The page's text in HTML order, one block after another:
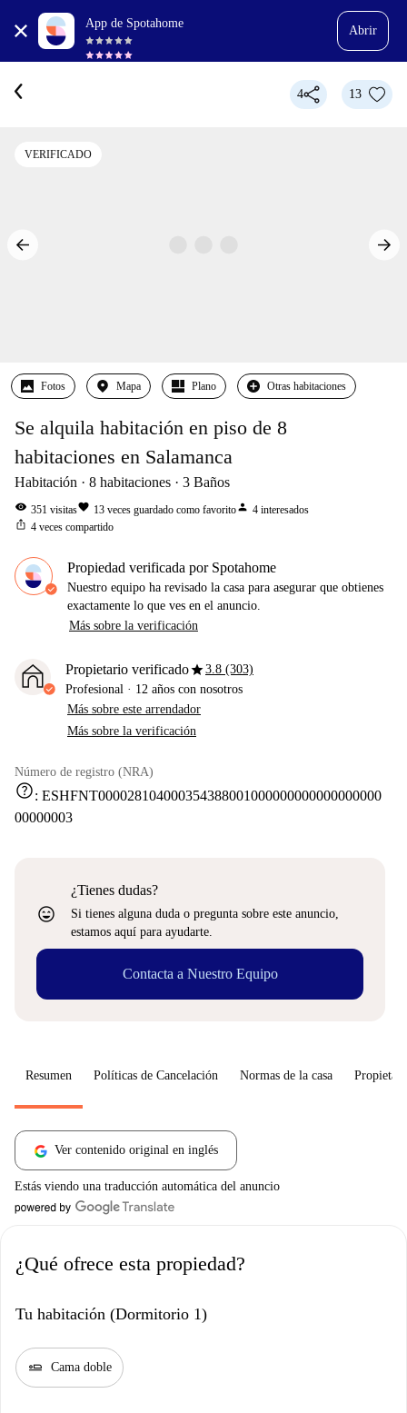
App de Spotahome
Abrir
4 13
VERIFICADO
Fotos Mapa Plano Otras habitaciones
Se alquila habitación en piso de 8
habitaciones en Salamanca
Habitación 8 habitaciones 3 Baños
visibility 351 visitasfavorite 13 veces guardado como favoritoperson 4 interesados
ios_share 4 veces compartido
Propiedad verificada por Spotahome
Nuestro equipo ha revisado la casa para asegurar que obtienes
exactamente lo que ves en el anuncio.
Más sobre la verificación
Propietario verificadostar3.8 (303)
Profesional · 12 años con nosotros
Más sobre este arrendador
Más sobre la verificación
Número de registro (NRA)
help: ESHFNT000028104000354388001000000000000000000
00000003
sentiment_very_satisfied
¿Tienes dudas?
Si tienes alguna duda o pregunta sobre este anuncio,
estamos aquí para ayudarte.
Contacta a Nuestro Equipo
Resumen Políticas de Cancelación Normas de la casa
Ver contenido original en inglés
Estás viendo una traducción automática del anuncio
¿Qué ofrece esta propiedad?
Tu habitación (Dormitorio 1)
airline_seat_flat Cama doble